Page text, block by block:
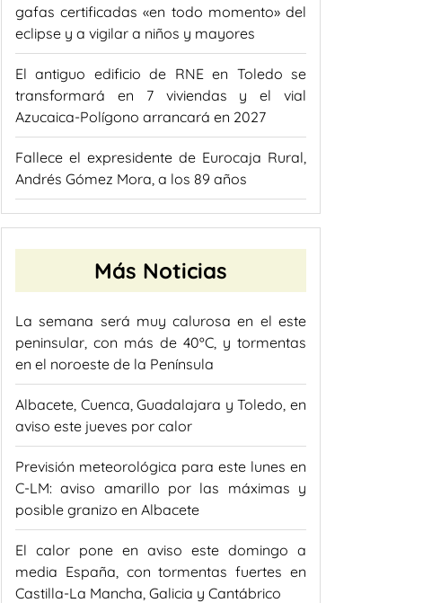
gafas certificadas «en todo momento» del
eclipse y a vigilar a niños y mayores
El antiguo edificio de RNE en Toledo se
transformará en 7 viviendas y el vial
Azucaica-Polígono arrancará en 2027
Fallece el expresidente de Eurocaja Rural,
Andrés Gómez Mora, a los 89 años
Más Noticias
La semana será muy calurosa en el este
peninsular, con más de 40ºC, y tormentas
en el noroeste de la Península
Albacete, Cuenca, Guadalajara y Toledo, en
aviso este jueves por calor
Previsión meteorológica para este lunes en
C-LM: aviso amarillo por las máximas y
posible granizo en Albacete
El calor pone en aviso este domingo a
media España, con tormentas fuertes en
Castilla-La Mancha, Galicia y Cantábrico